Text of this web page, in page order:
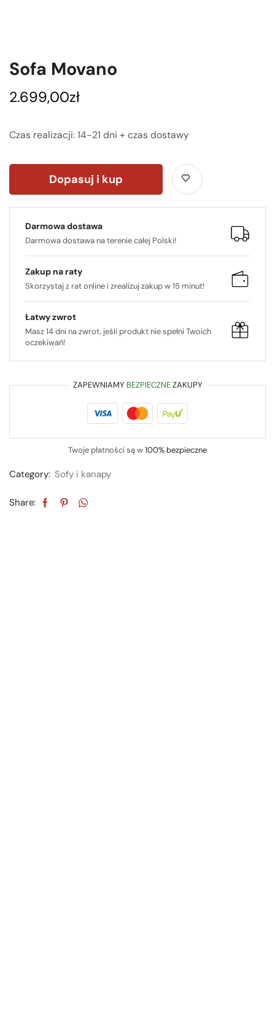
Sofa Movano
2.699,00zł
Czas realizacji: 14-21 dni + czas dostawy
Dopasuj i kup
Darmowa dostawa
Darmowa dostawa na terenie całej Polski!
Zakup na raty
Skorzystaj z rat online i zrealizuj zakup w 15 minut!
Łatwy zwrot
Masz 14 dni na zwrot, jeśli produkt nie spełni Twoich
oczekiwań!
ZAPEWNIAMY BEZPIECZNEZAKUPY
Twoje płatności są w100% bezpieczne
Category: Sofy i kanapy
Share: